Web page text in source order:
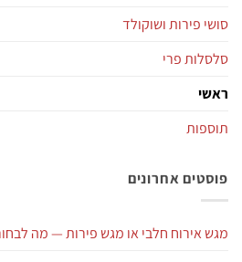
סושי פירות ושוקולד
סלסלות פרי
ראשי
תוספות
פוסטים אחרונים
מגש אירוח חלבי או מגש פירות — מה